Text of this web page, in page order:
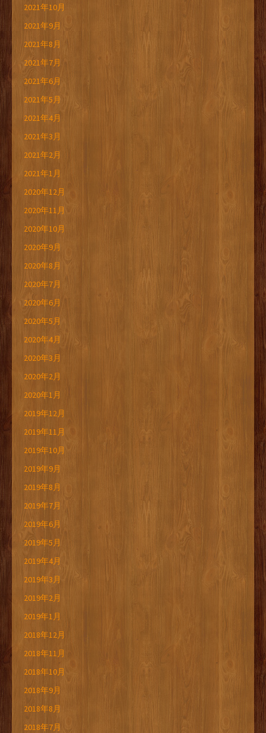
2021年10月
2021年9月
2021年8月
2021年7月
2021年6月
2021年5月
2021年4月
2021年3月
2021年2月
2021年1月
2020年12月
2020年11月
2020年10月
2020年9月
2020年8月
2020年7月
2020年6月
2020年5月
2020年4月
2020年3月
2020年2月
2020年1月
2019年12月
2019年11月
2019年10月
2019年9月
2019年8月
2019年7月
2019年6月
2019年5月
2019年4月
2019年3月
2019年2月
2019年1月
2018年12月
2018年11月
2018年10月
2018年9月
2018年8月
2018年7月